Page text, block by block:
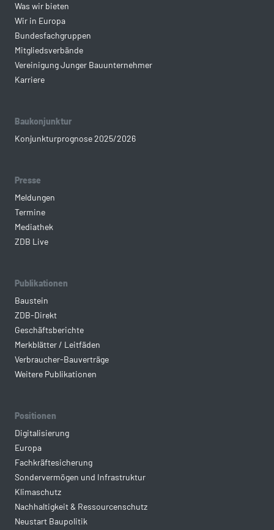
Was wir bieten
Wir in Europa
Bundesfachgruppen
Mitgliedsverbände
Vereinigung Junger Bauunternehmer
Karriere
Baukonjunktur
Konjunkturprognose 2025/2026
Presse
Meldungen
Termine
Mediathek
ZDB Live
Publikationen
Baustein
ZDB-Direkt
Geschäftsberichte
Merkblätter / Leitfäden
Verbraucher-Bauverträge
Weitere Publikationen
Positionen
Digitalisierung
Europa
Fachkräftesicherung
Sondervermögen und Infrastruktur
Klimaschutz
Nachhaltigkeit & Ressourcenschutz
Neustart Baupolitik